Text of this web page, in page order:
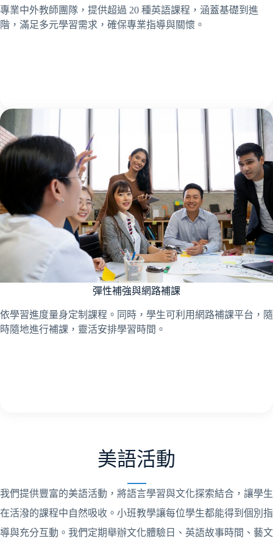
專業中外教師團隊，提供超過 20 種英語課程，涵蓋基礎到進
階，滿足多元學習需求，確保專業指導與關懷。
彈性補強與網路補課
依學習進度量身定制課程。同時，學生可利用網路補課平台，隨
時隨地進行補課，靈活安排學習時間。
美語活動
我們提供豐富的美語活動，將語言學習與文化探索結合，讓學生
在活潑的課程中自然吸收。小班教學讓每位學生都能得到個別指
導與充分互動。我們定期舉辦文化體驗日、英語故事時間、藝文